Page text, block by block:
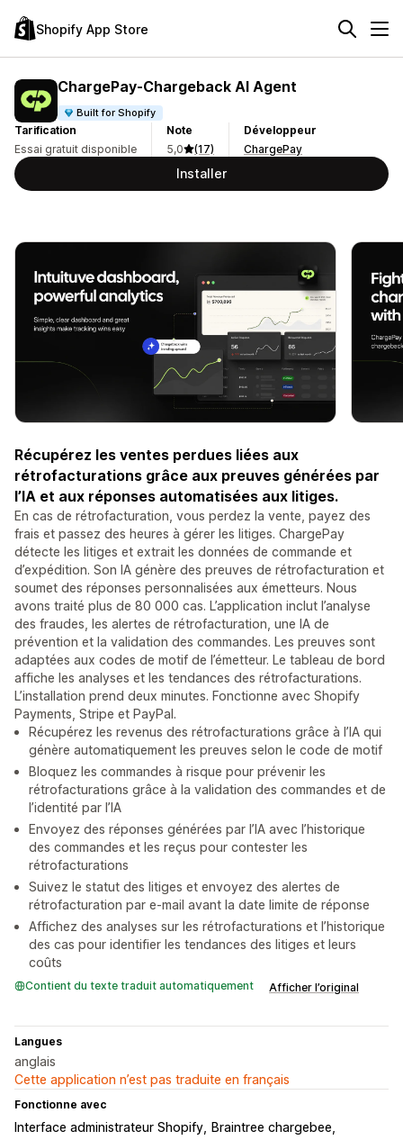
Shopify App Store
ChargePay‑Chargeback AI Agent
Built for Shopify
Tarification
Essai gratuit disponible
Note
5,0
(17)
Développeur
ChargePay
Installer
Récupérez les ventes perdues liées aux
rétrofacturations grâce aux preuves générées par
l’IA et aux réponses automatisées aux litiges.
En cas de rétrofacturation, vous perdez la vente, payez des
frais et passez des heures à gérer les litiges. ChargePay
détecte les litiges et extrait les données de commande et
d’expédition. Son IA génère des preuves de rétrofacturation et
soumet des réponses personnalisées aux émetteurs. Nous
avons traité plus de 80 000 cas. L’application inclut l’analyse
des fraudes, les alertes de rétrofacturation, une IA de
prévention et la validation des commandes. Les preuves sont
adaptées aux codes de motif de l’émetteur. Le tableau de bord
affiche les analyses et les tendances des rétrofacturations.
L’installation prend deux minutes. Fonctionne avec Shopify
Payments, Stripe et PayPal.
Récupérez les revenus des rétrofacturations grâce à l’IA qui
génère automatiquement les preuves selon le code de motif
Bloquez les commandes à risque pour prévenir les
rétrofacturations grâce à la validation des commandes et de
l’identité par l’IA
Envoyez des réponses générées par l’IA avec l’historique
des commandes et les reçus pour contester les
rétrofacturations
Suivez le statut des litiges et envoyez des alertes de
rétrofacturation par e-mail avant la date limite de réponse
Affichez des analyses sur les rétrofacturations et l’historique
des cas pour identifier les tendances des litiges et leurs
coûts
Contient du texte traduit automatiquement Afficher l’original
Langues
anglais
Cette application n’est pas traduite en français
Fonctionne avec
Interface administrateur Shopify
Braintree chargebee